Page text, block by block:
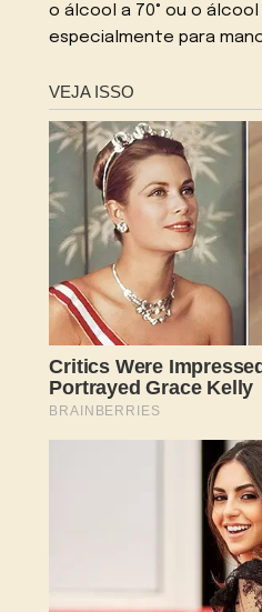
o álcool a 70° ou o
especialmente para